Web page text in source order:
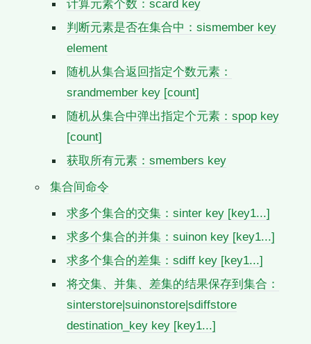
计算元素个数：scard key
判断元素是否在集合中：sismember key
element
随机从集合返回指定个数元素：
srandmember key [count]
随机从集合中弹出指定个元素：spop key
[count]
获取所有元素：smembers key
集合间命令
求多个集合的交集：sinter key [key1...]
求多个集合的并集：suinon key [key1...]
求多个集合的差集：sdiff key [key1...]
将交集、并集、差集的结果保存到集合：
sinterstore|suinonstore|sdiffstore
destination_key key [key1...]